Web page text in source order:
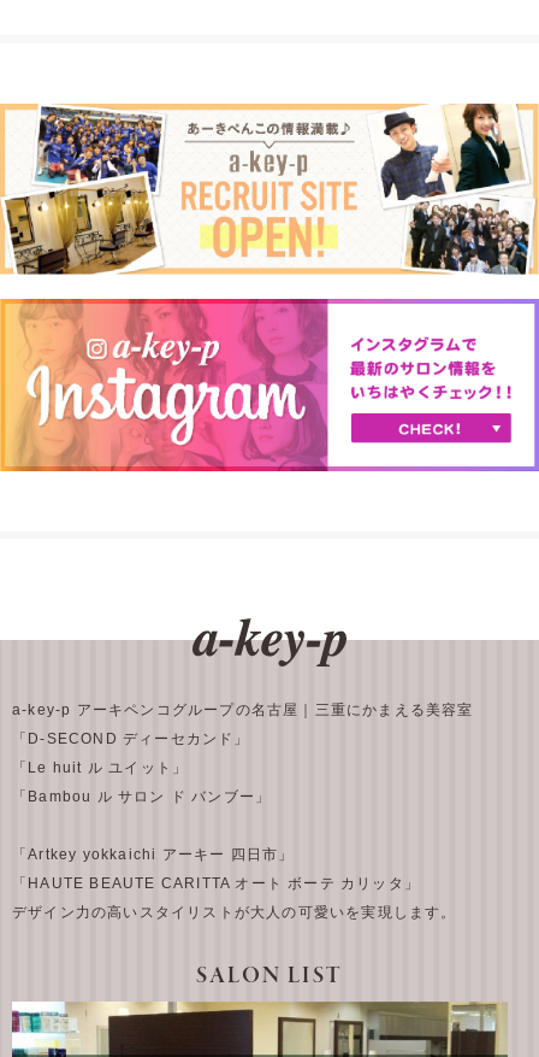
a-key-p アーキペンコグループの名古屋｜三重にかまえる美容室
「D-SECOND ディーセカンド」
「Le huit ル ユイット」
「Bambou ル サロン ド バンブー」
「Artkey yokkaichi アーキー 四日市」
「HAUTE BEAUTE CARITTA オート ボーテ カリッタ」
デザイン力の高いスタイリストが大人の可愛いを実現します。
SALON LIST